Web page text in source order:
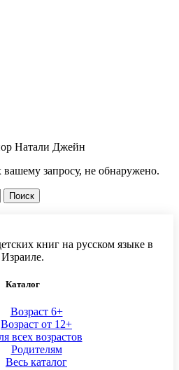
Натали Джейн
запросу, не обнаружено.
Поиск
книг на русском языке в
Израиле.
Каталог
Возраст 6+
Возраст от 12+
всех возрастов
Родителям
Весь каталог